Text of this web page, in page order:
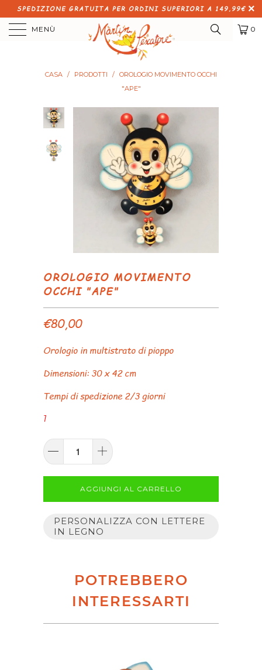
SPEDIZIONE GRATUITA PER ORDINI SUPERIORI A 149,99€
MENÙ 0
CASA / PRODOTTI / OROLOGIO MOVIMENTO OCCHI
"APE"
OROLOGIO MOVIMENTO
OCCHI "APE"
€80,00
Orologio in multistrato di pioppo
Dimensioni: 30 x 42 cm
Tempi di spedizione 2/3 giorni
1
AGGIUNGI AL CARRELLO
PERSONALIZZA CON LETTERE
IN LEGNO
POTREBBERO
INTERESSARTI